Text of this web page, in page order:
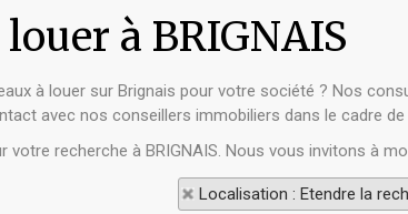
à BRIGNAIS
à louer sur Brignais pour votre société ? Nos
avec nos conseillers immobiliers dans le cadre
votre recherche à BRIGNAIS. Nous vous invitons à
Localisation : Etendre la